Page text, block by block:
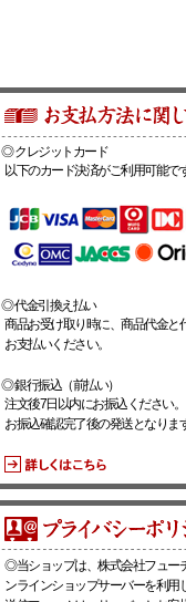
◎ クレジットカード
以下のカード決済がご利用可能で
◎ 代金引換え払い
商品お受け取り時に、商品代金と
お支払いください。
◎ 銀行振込（前払い）
注文後7日以内にお振込ください。
お振込確認完了後の発送となりま
◎当ショップは、株式会社フュー
ンラインショップサーバーを利用